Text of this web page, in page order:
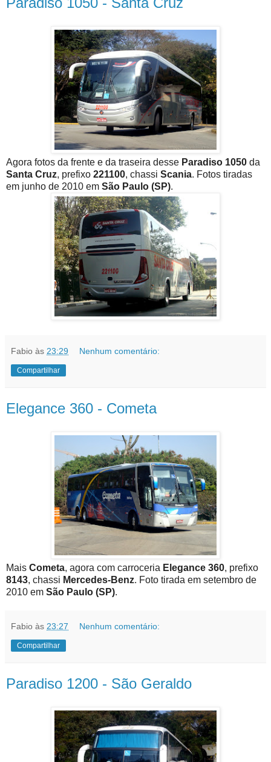
Agora fotos da frente e da traseira desse Paradiso 1050 da
Santa Cruz, prefixo 221100, chassi Scania. Fotos tiradas
em junho de 2010 em São Paulo (SP).
Fabio às 23:29 Nenhum comentário:
Compartilhar
Elegance 360 - Cometa
Mais Cometa, agora com carroceria Elegance 360, prefixo
8143, chassi Mercedes-Benz. Foto tirada em setembro de
2010 em São Paulo (SP).
Fabio às 23:27 Nenhum comentário:
Compartilhar
Paradiso 1200 - São Geraldo